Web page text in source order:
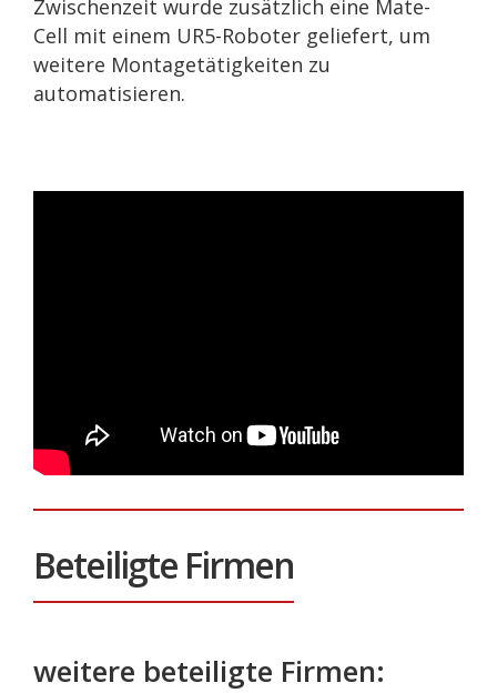
Zwischenzeit wurde zusätzlich eine Mate-
Cell mit einem UR5-Roboter geliefert, um
weitere Montagetätigkeiten zu
automatisieren.
Beteiligte Firmen
weitere beteiligte Firmen: